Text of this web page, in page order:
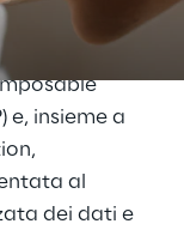
cliente finale
e, insieme a
al
dei dati e